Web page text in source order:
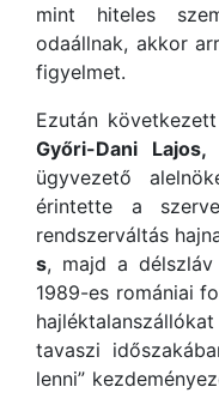
mint hiteles
odaállnak, akkor
figyelmet.
Ezután
Győri-Dani Lajos,
ügyvezető
érintette a
rendszerváltás
s, majd a délszláv
1989-es romániai
tavaszi
lenni”